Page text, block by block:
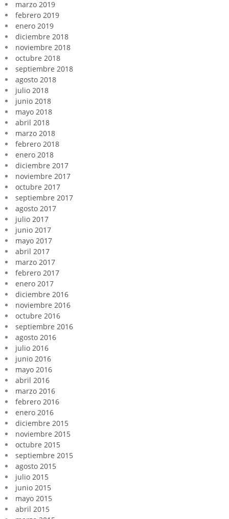
marzo 2019
febrero 2019
enero 2019
diciembre 2018
noviembre 2018
octubre 2018
septiembre 2018
agosto 2018
julio 2018
junio 2018
mayo 2018
abril 2018
marzo 2018
febrero 2018
enero 2018
diciembre 2017
noviembre 2017
octubre 2017
septiembre 2017
agosto 2017
julio 2017
junio 2017
mayo 2017
abril 2017
marzo 2017
febrero 2017
enero 2017
diciembre 2016
noviembre 2016
octubre 2016
septiembre 2016
agosto 2016
julio 2016
junio 2016
mayo 2016
abril 2016
marzo 2016
febrero 2016
enero 2016
diciembre 2015
noviembre 2015
octubre 2015
septiembre 2015
agosto 2015
julio 2015
junio 2015
mayo 2015
abril 2015